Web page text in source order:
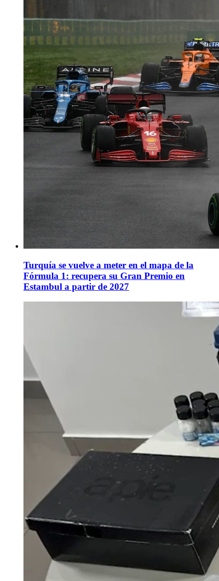
Turquía se vuelve a meter en el mapa de la
Fórmula 1: recupera su Gran Premio en
Estambul a partir de 2027